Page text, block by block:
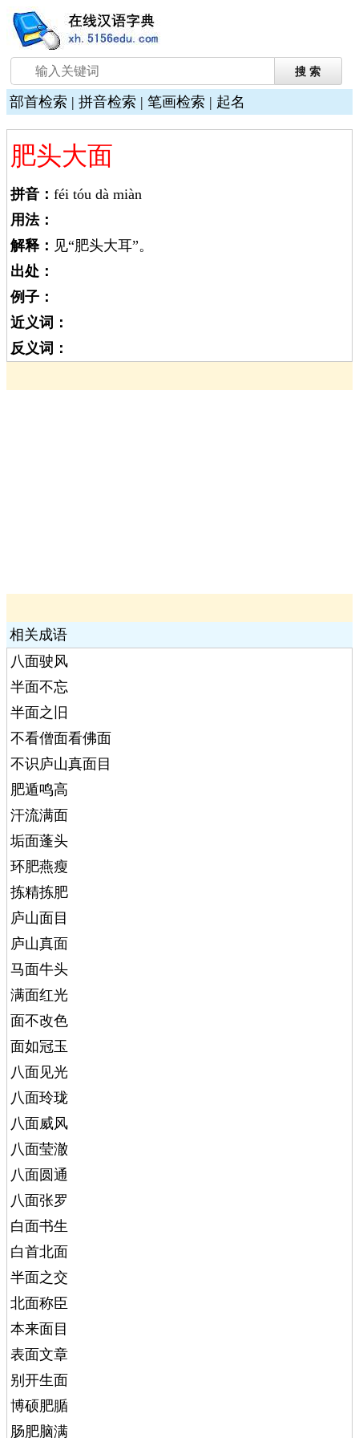
部首检索 | 拼音检索 | 笔画检索 | 起名
肥头大面
拼音： féi tóu dà miàn
用法：
解释： 见“肥头大耳”。
出处：
例子：
近义词：
反义词：
相关成语
八面驶风
半面不忘
半面之旧
不看僧面看佛面
不识庐山真面目
肥遁鸣高
汗流满面
垢面蓬头
环肥燕瘦
拣精拣肥
庐山面目
庐山真面
马面牛头
满面红光
面不改色
面如冠玉
八面见光
八面玲珑
八面威风
八面莹澈
八面圆通
八面张罗
白面书生
白首北面
半面之交
北面称臣
本来面目
表面文章
别开生面
博硕肥腯
肠肥脑满